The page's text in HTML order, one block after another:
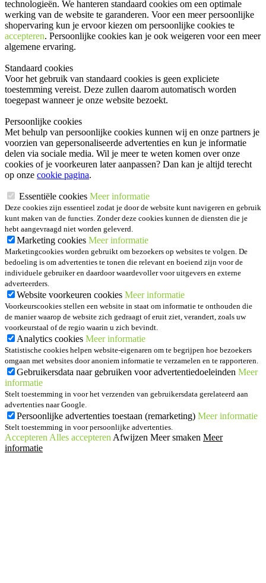
technologieën. We hanteren standaard cookies om een optimale
werking van de website te garanderen. Voor een meer persoonlijke
shopervaring kun je ervoor kiezen om persoonlijke cookies te
accepteren. Persoonlijke cookies kan je ook weigeren voor een meer
algemene ervaring.
Standaard cookies
Voor het gebruik van standaard cookies is geen expliciete
toestemming vereist. Deze zullen daarom automatisch worden
toegepast wanneer je onze website bezoekt.
Persoonlijke cookies
Met behulp van persoonlijke cookies kunnen wij en onze partners je
voorzien van gepersonaliseerde advertenties en kun je informatie
delen via sociale media. Wil je meer te weten komen over onze
cookies of je voorkeuren later aanpassen? Dan kan je altijd terecht
op onze cookie pagina.
Essentiële cookies Meer informatie
Deze cookies zijn essentieel zodat je door de website kunt navigeren en gebruik
kunt maken van de functies. Zonder deze cookies kunnen de diensten die je
hebt aangevraagd niet worden geleverd.
Marketing cookies Meer informatie
Marketingcookies worden gebruikt om bezoekers op websites te volgen. De
bedoeling is om advertenties te tonen die relevant en boeiend zijn voor de
individuele gebruiker en daardoor waardevoller voor uitgevers en externe
adverteerders.
Website voorkeuren cookies Meer informatie
Voorkeurscookies stellen een website in staat om informatie te onthouden die
de manier waarop de website zich gedraagt of eruit ziet, verandert, zoals uw
voorkeurstaal of de regio waarin u zich bevindt.
Analytics cookies Meer informatie
Statistische cookies helpen website-eigenaren om te begrijpen hoe bezoekers
omgaan met websites door anoniem informatie te verzamelen en te rapporteren.
Gebruikersdata naar gebruiken voor advertentiedoeleinden Meer
informatie
Stelt toestemming in voor het verzenden van gebruikersdata gerelateerd aan
advertenties naar Google.
Persoonlijke advertenties toestaan (remarketing) Meer informatie
Stelt toestemming in voor persoonlijke advertenties.
Accepteren Alles accepteren Afwijzen Meer smaken Meer
informatie